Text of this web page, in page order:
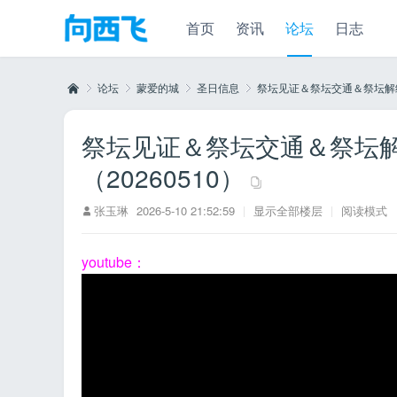
首页 资讯 论坛 日志
»
论坛
›
蒙爱的城
›
圣日信息
›
祭坛见证＆祭坛交通＆祭坛
祭坛见证＆祭坛交通＆祭坛
（20260510）
张玉琳 2026-5-10 21:52:59 | 显示全部楼层 | 阅读模式
youtube：